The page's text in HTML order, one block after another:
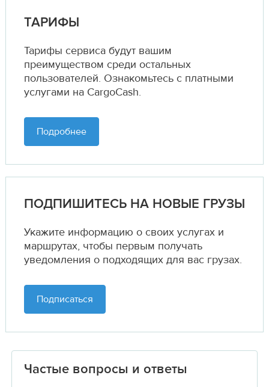
ТАРИФЫ
Тарифы сервиса будут вашим
преимуществом среди остальных
пользователей. Ознакомьтесь с платными
услугами на CargoCash.
Подробнее
ПОДПИШИТЕСЬ НА НОВЫЕ ГРУЗЫ
Укажите информацию о своих услугах и
маршрутах, чтобы первым получать
уведомления о подходящих для вас грузах.
Подписаться
Частые вопросы и ответы